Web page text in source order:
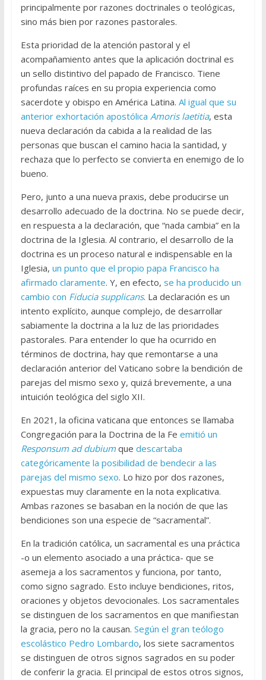
principalmente por razones doctrinales o teológicas,
sino más bien por razones pastorales.
Esta prioridad de la atención pastoral y el
acompañamiento antes que la aplicación doctrinal es
un sello distintivo del papado de Francisco. Tiene
profundas raíces en su propia experiencia como
sacerdote y obispo en América Latina. Al igual que su
anterior exhortación apostólica Amoris laetitia, esta
nueva declaración da cabida a la realidad de las
personas que buscan el camino hacia la santidad, y
rechaza que lo perfecto se convierta en enemigo de lo
bueno.
Pero, junto a una nueva praxis, debe producirse un
desarrollo adecuado de la doctrina. No se puede decir,
en respuesta a la declaración, que “nada cambia” en la
doctrina de la Iglesia. Al contrario, el desarrollo de la
doctrina es un proceso natural e indispensable en la
Iglesia, un punto que el propio papa Francisco ha
afirmado claramente. Y, en efecto, se ha producido un
cambio con Fiducia supplicans. La declaración es un
intento explícito, aunque complejo, de desarrollar
sabiamente la doctrina a la luz de las prioridades
pastorales. Para entender lo que ha ocurrido en
términos de doctrina, hay que remontarse a una
declaración anterior del Vaticano sobre la bendición de
parejas del mismo sexo y, quizá brevemente, a una
intuición teológica del siglo XII.
En 2021, la oficina vaticana que entonces se llamaba
Congregación para la Doctrina de la Fe emitió un
Responsum ad dubiumque descartaba
categóricamente la posibilidad de bendecir a las
parejas del mismo sexo. Lo hizo por dos razones,
expuestas muy claramente en la nota explicativa.
Ambas razones se basaban en la noción de que las
bendiciones son una especie de “sacramental”.
En la tradición católica, un sacramental es una práctica
-o un elemento asociado a una práctica- que se
asemeja a los sacramentos y funciona, por tanto,
como signo sagrado. Esto incluye bendiciones, ritos,
oraciones y objetos devocionales. Los sacramentales
se distinguen de los sacramentos en que manifiestan
la gracia, pero no la causan. Según el gran teólogo
escolástico Pedro Lombardo, los siete sacramentos
se distinguen de otros signos sagrados en su poder
de conferir la gracia. El principal de estos otros signos,